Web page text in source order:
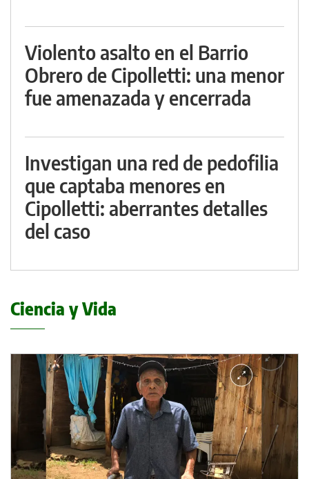
Violento asalto en el Barrio
Obrero de Cipolletti: una menor
fue amenazada y encerrada
Investigan una red de pedofilia
que captaba menores en
Cipolletti: aberrantes detalles
del caso
Ciencia y Vida